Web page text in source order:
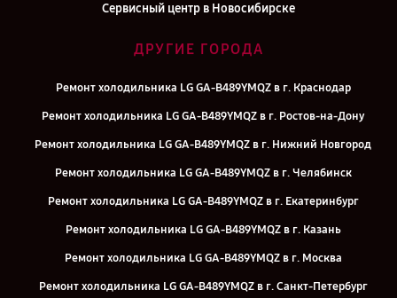
Сервисный центр в Новосибирске
ДРУГИЕ ГОРОДА
Ремонт холодильника LG GA-B489YMQZ в г. Краснодар
Ремонт холодильника LG GA-B489YMQZ в г. Ростов-на-Дону
Ремонт холодильника LG GA-B489YMQZ в г. Нижний Новгород
Ремонт холодильника LG GA-B489YMQZ в г. Челябинск
Ремонт холодильника LG GA-B489YMQZ в г. Екатеринбург
Ремонт холодильника LG GA-B489YMQZ в г. Казань
Ремонт холодильника LG GA-B489YMQZ в г. Москва
Ремонт холодильника LG GA-B489YMQZ в г. Санкт-Петербург